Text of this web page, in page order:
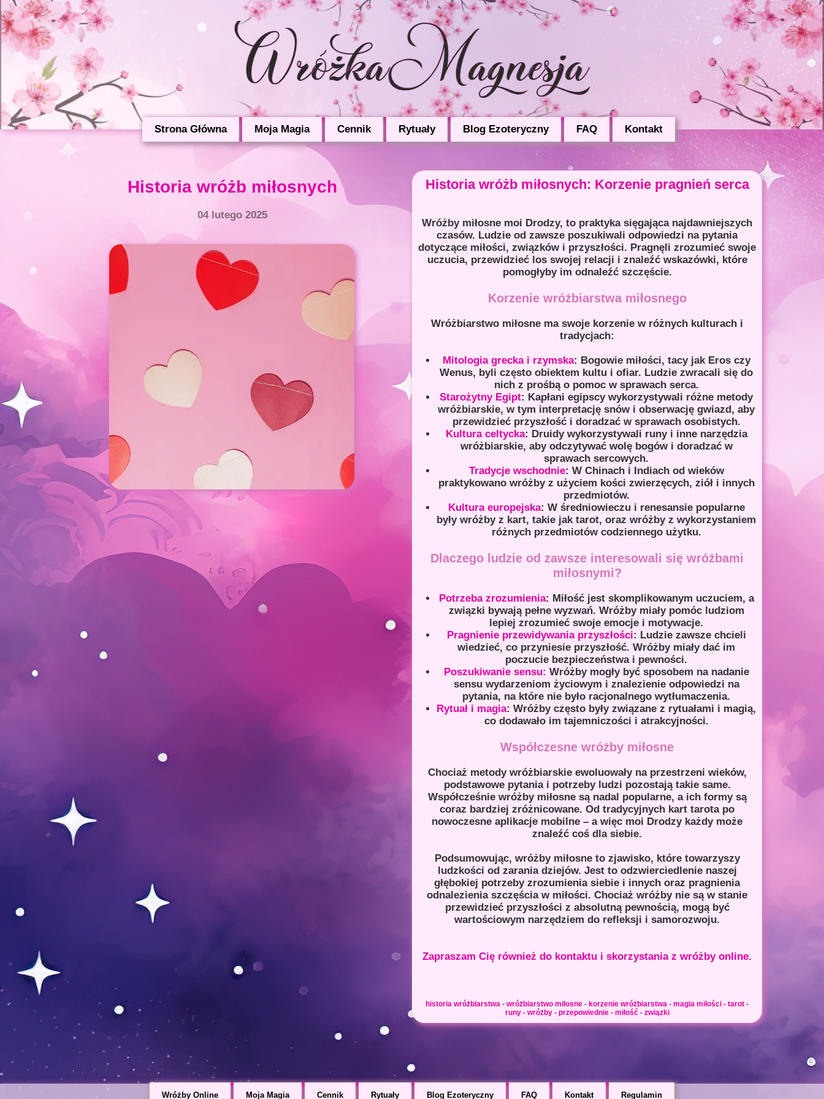
04 lutego 2025
Historia wróżb miłosnych Historia wróżb miłosnych: Korzenie pragnień serca
Wróżby miłosne moi Drodzy, to praktyka sięgająca najdawniejszych
czasów. Ludzie od zawsze poszukiwali odpowiedzi na pytania
dotyczące miłości, związków i przyszłości. Pragnęli zrozumieć swoje
uczucia, przewidzieć los swojej relacji i znaleźć wskazówki, które
pomogłyby im odnaleźć szczęście.
Korzenie wróżbiarstwa miłosnego
Wróżbiarstwo miłosne ma swoje korzenie w różnych kulturach i
tradycjach:
Mitologia grecka i rzymska: Bogowie miłości, tacy jak Eros czy
Wenus, byli często obiektem kultu i ofiar. Ludzie zwracali się do
nich z prośbą o pomoc w sprawach serca.
Starożytny Egipt: Kapłani egipscy wykorzystywali różne metody
wróżbiarskie, w tym interpretację snów i obserwację gwiazd, aby
przewidzieć przyszłość i doradzać w sprawach osobistych.
Kultura celtycka: Druidy wykorzystywali runy i inne narzędzia
wróżbiarskie, aby odczytywać wolę bogów i doradzać w
sprawach sercowych.
Tradycje wschodnie: W Chinach i Indiach od wieków
praktykowano wróżby z użyciem kości zwierzęcych, ziół i innych
przedmiotów.
Kultura europejska: W średniowieczu i renesansie popularne
były wróżby z kart, takie jak tarot, oraz wróżby z wykorzystaniem
różnych przedmiotów codziennego użytku.
Dlaczego ludzie od zawsze interesowali się wróżbami
miłosnymi?
Potrzeba zrozumienia: Miłość jest skomplikowanym uczuciem, a
związki bywają pełne wyzwań. Wróżby miały pomóc ludziom
lepiej zrozumieć swoje emocje i motywacje.
Pragnienie przewidywania przyszłości: Ludzie zawsze chcieli
wiedzieć, co przyniesie przyszłość. Wróżby miały dać im
poczucie bezpieczeństwa i pewności.
Poszukiwanie sensu: Wróżby mogły być sposobem na nadanie
sensu wydarzeniom życiowym i znalezienie odpowiedzi na
pytania, na które nie było racjonalnego wytłumaczenia.
Rytuał i magia: Wróżby często były związane z rytuałami i magią,
co dodawało im tajemniczości i atrakcyjności.
Współczesne wróżby miłosne
Chociaż metody wróżbiarskie ewoluowały na przestrzeni wieków,
podstawowe pytania i potrzeby ludzi pozostają takie same.
Współcześnie wróżby miłosne są nadal popularne, a ich formy są
coraz bardziej zróżnicowane. Od tradycyjnych kart tarota po
nowoczesne aplikacje mobilne – a więc moi Drodzy każdy może
znaleźć coś dla siebie.
Podsumowując, wróżby miłosne to zjawisko, które towarzyszy
ludzkości od zarania dziejów. Jest to odzwierciedlenie naszej
głębokiej potrzeby zrozumienia siebie i innych oraz pragnienia
odnalezienia szczęścia w miłości. Chociaż wróżby nie są w stanie
przewidzieć przyszłości z absolutną pewnością, mogą być
wartościowym narzędziem do refleksji i samorozwoju.
Zapraszam Cię również do kontaktu i skorzystania z wróżby online.
historia wróżbiarstwa - wróżbiarstwo miłosne - korzenie wróżbiarstwa - magia miłości - tarot -
runy - wróżby - przepowiednie - miłość - związki
Strona Główna Moja Magia Cennik Rytuały Blog Ezoteryczny FAQ Kontakt
Wróżby Online Moja Magia Cennik Rytuały Blog Ezoteryczny FAQ Kontakt Regulamin